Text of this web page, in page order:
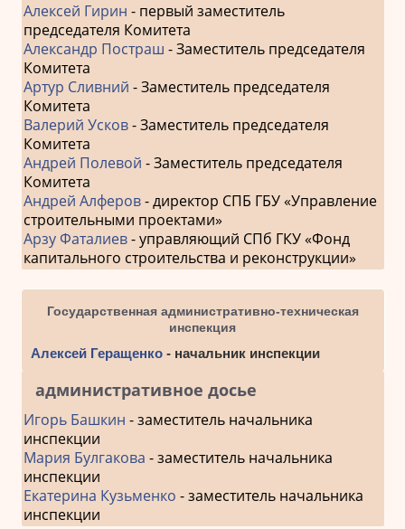
Алексей Гирин - первый заместитель
председателя Комитета
Александр Постраш - Заместитель председателя
Комитета
Артур Сливний - Заместитель председателя
Комитета
Валерий Усков- Заместитель председателя
Комитета
Андрей Полевой - Заместитель председателя
Комитета
Андрей Алферов- директор СПБ ГБУ «Управление
строительными проектами»
Арзу Фаталиев- управляющий СПб ГКУ «Фонд
капитального строительства и реконструкции»
Государственная административно-техническая
инспекция
Алексей Геращенко- начальник инспекции
административное досье
Игорь Башкин - заместитель начальника
инспекции
Мария Булгакова - заместитель начальника
инспекции
Екатерина Кузьменко - заместитель начальника
инспекции